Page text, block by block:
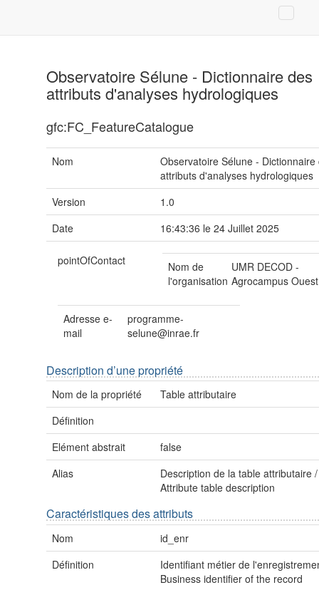
Observatoire Sélune - Dictionnaire des
attributs d'analyses hydrologiques
gfc:FC_FeatureCatalogue
Nom
Observatoire Sélune - Dictionnaire
attributs d'analyses hydrologiques
Version
1.0
Date
16:43:36 le 24 Juillet 2025
pointOfContact
Nom de
l'organisation
UMR DECOD -
Agrocampus Ouest
Adresse e-
mail
programme-
selune@inrae.fr
Description d’une propriété
Nom de la propriété
Table attributaire
Définition
Elément abstrait
false
Alias
Description de la table attributaire /
Attribute table description
Caractéristiques des attributs
Nom
id_enr
Définition
Identifiant métier de
Business identifier of the record